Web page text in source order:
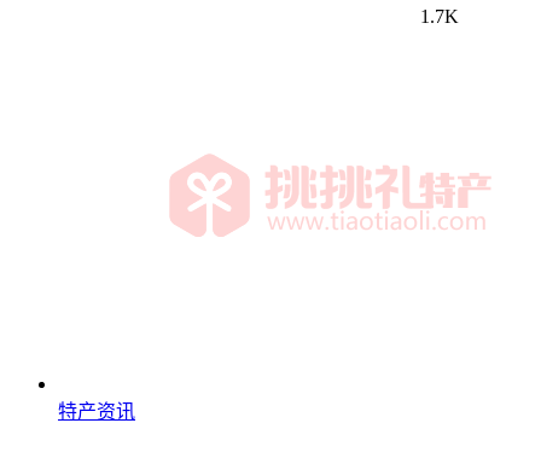
1.7K
特产资讯